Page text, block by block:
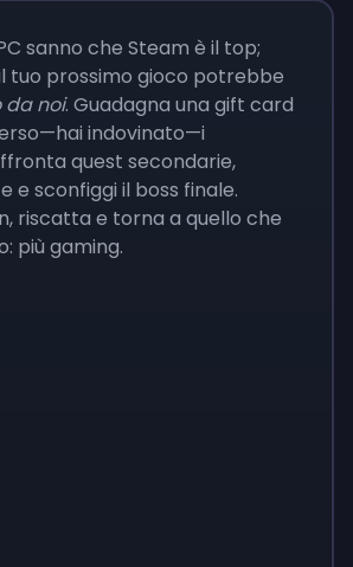
sanno che Steam è il top;
tuo prossimo gioco potrebbe
da noi. Guadagna una gift card
indovinato—i
quest secondarie,
e sconfiggi il boss finale.
riscatta e torna a quello che
più gaming.